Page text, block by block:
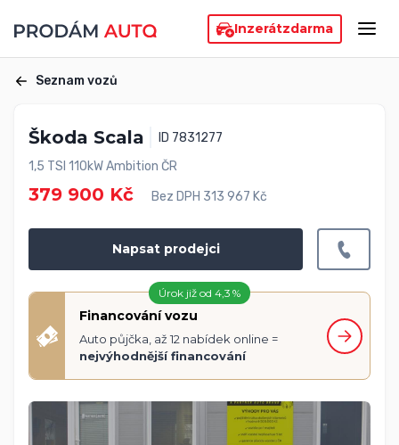
Inzerátzdarma
Seznam vozů
Škoda Scala
ID 7831277
1,5 TSI 110kW Ambition ČR
379 900 Kč Bez DPH 313 967 Kč
Napsat prodejci
Úrok již od 4,3 %
Financování vozu
Auto půjčka, až 12 nabídek online =
nejvýhodnější financování